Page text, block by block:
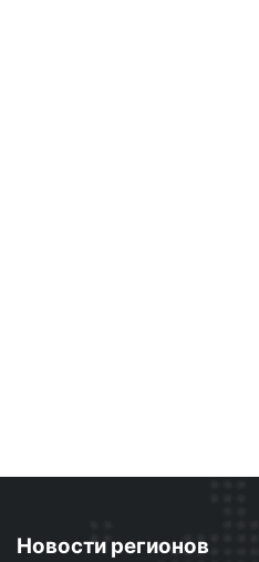
Новости регионов